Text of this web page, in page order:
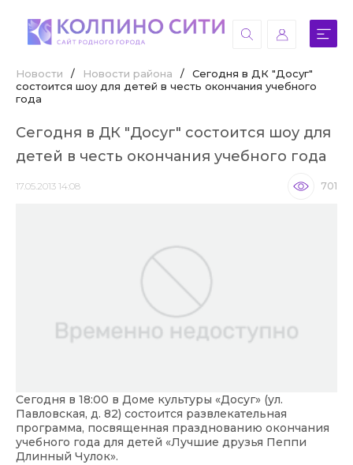
Новости / Новости района /
Сегодня в ДК "Досуг"
состоится шоу для детей в честь окончания учебного
года
Сегодня в ДК "Досуг" состоится шоу для
детей в честь окончания учебного года
17.05.2013 14:08 701
Сегодня в 18:00 в Доме культуры «Досуг» (ул.
Павловская, д. 82) состоится развлекательная
программа, посвященная празднованию окончания
учебного года для детей «Лучшие друзья Пеппи
Длинный Чулок».